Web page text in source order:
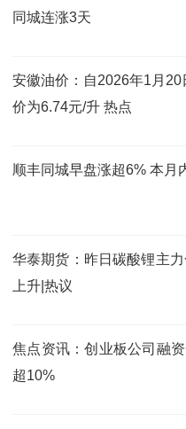
同城连涨3天
安徽油价：自2026年1月
价为6.74元/升 热点
顺丰同城早盘涨超6% 本月
华泰期货：昨日碳酸锂主
上升|热议
焦点资讯：创业板公司融
超10%